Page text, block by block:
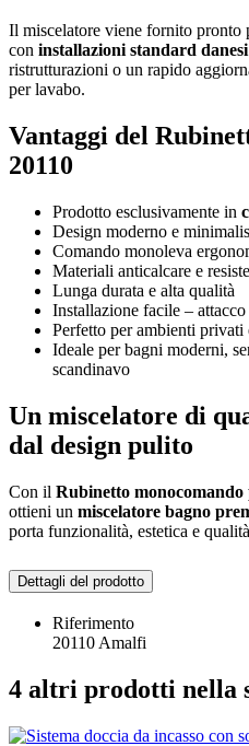
Il miscelatore viene fornito pronto
con installazioni standard danesi
ristrutturazioni o un rapido
per lavabo.
Vantaggi del
20110
Prodotto esclusivamente in
Design moderno e
Comando monoleva
Materiali anticalcare e
Lunga durata e alta qualità
Installazione facile – attacco
Perfetto per ambienti privati
Ideale per bagni moderni,
scandinavo
Un miscelatore di
dal design pulito
Con il Rubinetto
ottieni un miscelatore bagno
porta funzionalità, estetica e
Dettagli del prodotto
Riferimento
20110 Amalfi
4 altri prodotti nella